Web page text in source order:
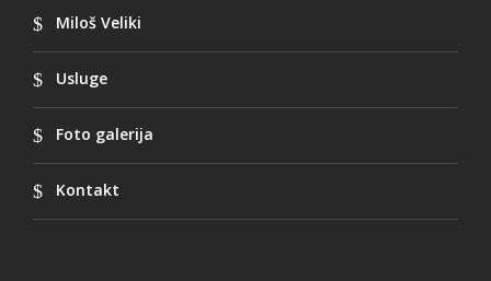
Miloš Veliki
Usluge
Foto galerija
Kontakt